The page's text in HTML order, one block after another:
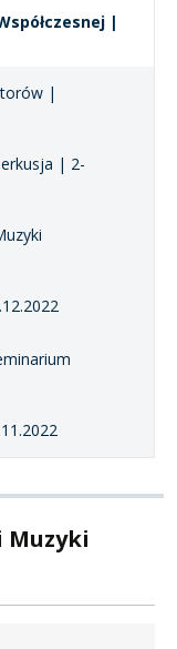
|
|
| 2-
Muzyki